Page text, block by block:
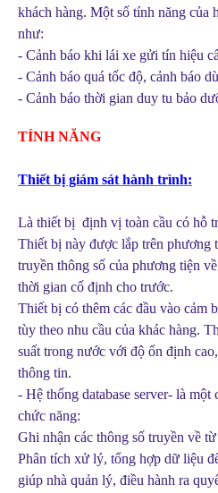
khách hàng. Một số tính năng của
như:
- Cảnh báo khi lái xe gửi tín hiệu
- Cảnh báo quá tốc độ, cảnh báo
- Cảnh báo thời gian duy tu bảo
TÍNH NĂNG
Thiết bị giám sát hành trình:
Là thiết bị định vị toàn cầu có hỗ
Thiết bị này được lắp trên phương
truyền thông số của phương tiện
thời gian cố định cho trước.
Thiết bị có thêm các đầu vào cảm
tùy theo nhu cầu của khác hàng.
suất trong nước với độ ổn định
thông tin.
- Hệ thống database server- là một
chức năng:
Ghi nhận các thông số truyền về
Phân tích xử lý, tổng hợp dữ liệu
giúp nhà quản lý, điều hành ra